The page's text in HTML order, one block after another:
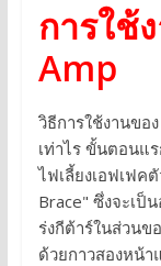
การใช้
Amp
วิธีการใช้งานขอ
เท่าไร ขั้นตอนแ
ไฟเลี้ยงเอฟเฟค
Brace" ซึ่งจะเป็
ร่งกีต้าร์ในส่วนข
ด้วยกาวสองหน้